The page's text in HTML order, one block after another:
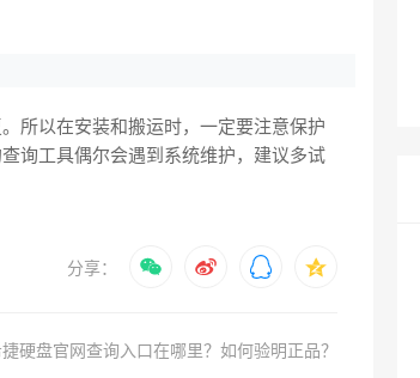
所以在安装和搬运时，一定要注意保护
询工具偶尔会遇到系统维护，建议多试
分享：
硬盘官网查询入口在哪里？如何验明正品？